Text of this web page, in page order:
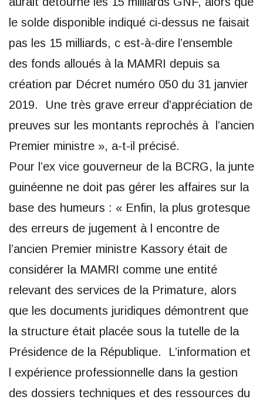
le solde disponible indiqué ci-dessus ne faisait
pas les 15 milliards, c est-à-dire l’ensemble
des fonds alloués à la MAMRI depuis sa
création par Décret numéro 050 du 31 janvier
2019. Une très grave erreur d’appréciation de
preuves sur les montants reprochés à l’ancien
Premier ministre », a-t-il précisé.
Pour l’ex vice gouverneur de la BCRG, la junte
guinéenne ne doit pas gérer les affaires sur la
base des humeurs : « Enfin, la plus grotesque
des erreurs de jugement à l encontre de
l’ancien Premier ministre Kassory était de
considérer la MAMRI comme une entité
relevant des services de la Primature, alors
que les documents juridiques démontrent que
la structure était placée sous la tutelle de la
Présidence de la République. L’information et
l expérience professionnelle dans la gestion
des dossiers techniques et des ressources du